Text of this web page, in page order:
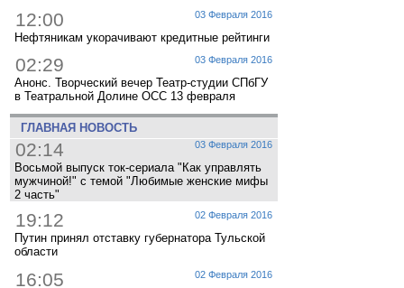
03 Февраля 2016
12:00
Нефтяникам укорачивают кредитные рейтинги
03 Февраля 2016
02:29
Анонс. Творческий вечер Театр-студии СПбГУ
в Театральной Долине ОСС 13 февраля
ГЛАВНАЯ НОВОСТЬ
03 Февраля 2016
02:14
Восьмой выпуск ток-сериала "Как управлять
мужчиной!" с темой "Любимые женские мифы
2 часть"
02 Февраля 2016
19:12
Путин принял отставку губернатора Тульской
области
02 Февраля 2016
16:05